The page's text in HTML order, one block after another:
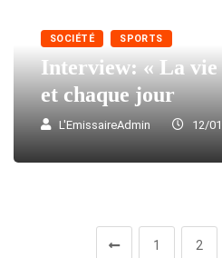
SOCIÉTÉ SPORTS
Interview: « La vie
et chaque jour
L'EmissaireAdmin 12/
1 2